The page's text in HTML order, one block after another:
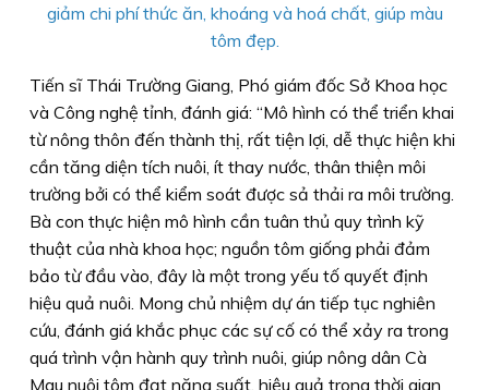
giảm chi phí thức ăn, khoáng và hoá chất, giúp màu
tôm đẹp.
Tiến sĩ Thái Trường Giang, Phó giám đốc Sở Khoa học
và Công nghệ tỉnh, đánh giá: “Mô hình có thể triển khai
từ nông thôn đến thành thị, rất tiện lợi, dễ thực hiện khi
cần tăng diện tích nuôi, ít thay nước, thân thiện môi
trường bởi có thể kiểm soát được sả thải ra môi trường.
Bà con thực hiện mô hình cần tuân thủ quy trình kỹ
thuật của nhà khoa học; nguồn tôm giống phải đảm
bảo từ đầu vào, đây là một trong yếu tố quyết định
hiệu quả nuôi. Mong chủ nhiệm dự án tiếp tục nghiên
cứu, đánh giá khắc phục các sự cố có thể xảy ra trong
quá trình vận hành quy trình nuôi, giúp nông dân Cà
Mau nuôi tôm đạt năng suất, hiệu quả trong thời gian